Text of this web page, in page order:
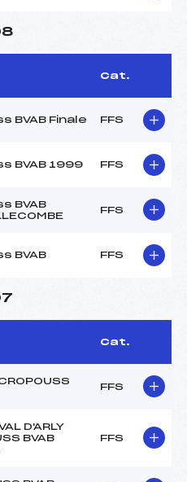
Cat.
BVAB Finale FFS
BVAB 1999 FFS
BVAB
FFS
BVAB FFS
Cat.
FFS
D'ARLY
BVAB
FFS